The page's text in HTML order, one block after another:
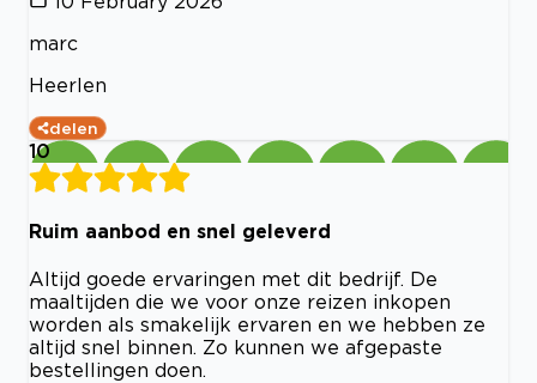
marc
Heerlen
delen
10
Ruim aanbod en snel geleverd
Altijd goede ervaringen met dit bedrijf. De
maaltijden die we voor onze reizen inkopen
worden als smakelijk ervaren en we hebben ze
altijd snel binnen. Zo kunnen we afgepaste
bestellingen doen.